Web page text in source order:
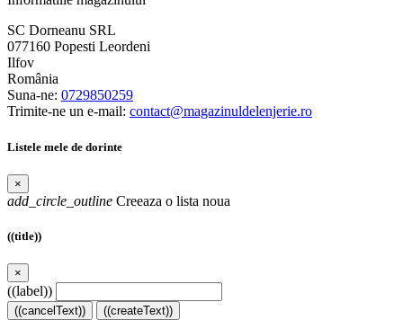
SC Dorneanu SRL
077160 Popesti Leordeni
Ilfov
România
Suna-ne: 0729850259
Trimite-ne un e-mail: contact@magazinuldelenjerie.ro
Listele mele de dorinte
×
add_circle_outline Creeaza o lista noua
((title))
×
((label))
((cancelText)) ((createText))